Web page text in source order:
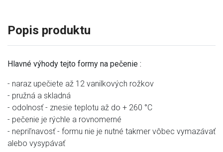
Popis produktu
Hlavné výhody tejto formy na pečenie :
- naraz upečiete až 12 vanilkových rožkov
- pružná a skladná
- odolnosť - znesie teplotu až do + 260 °C
- pečenie je rýchle a rovnomerné
- nepriľnavosť - formu nie je nutné takmer vôbec vymazávať
alebo vysypávať